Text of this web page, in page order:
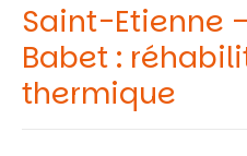
Saint-Etienne
Babet :
thermique